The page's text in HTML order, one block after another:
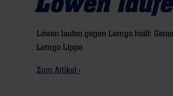
Löwen laufen gegen Lemgo heiß:
Lemgo Lippe
Zum Artikel ›